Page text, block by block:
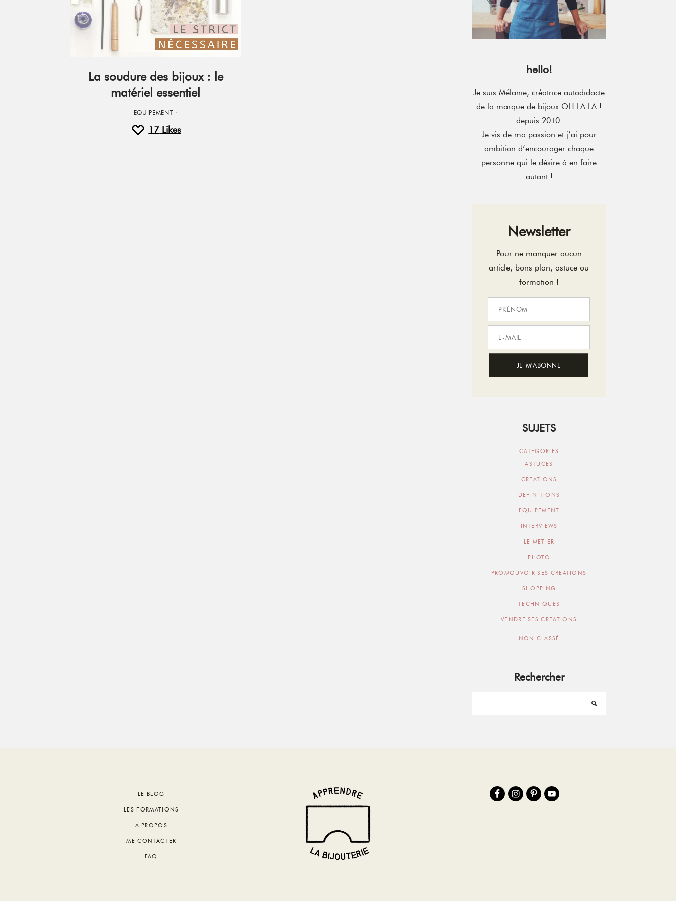
La soudure des bijoux : le
matériel essentiel
EQUIPEMENT ·
17 Likes
hello!
Je suis Mélanie, créatrice autodidacte
de la marque de bijoux OH LA LA !
depuis 2010.
Je vis de ma passion et j’ai pour
ambition d’encourager chaque
personne qui le désire à en faire
autant !
Newsletter
Pour ne manquer aucun
article, bons plan, astuce ou
formation !
SUJETS
CATEGORIES
ASTUCES
CREATIONS
DEFINITIONS
EQUIPEMENT
INTERVIEWS
LE METIER
PHOTO
PROMOUVOIR SES CREATIONS
SHOPPING
TECHNIQUES
VENDRE SES CREATIONS
NON CLASSÉ
Rechercher
LE BLOG
LES FORMATIONS
A PROPOS
ME CONTACTER
FAQ